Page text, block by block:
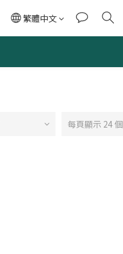
繁體中文
每頁顯示 24 個